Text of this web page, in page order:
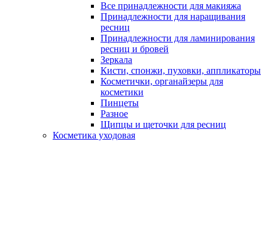
Все принадлежности для макияжа
Принадлежности для наращивания
ресниц
Принадлежности для ламинирования
ресниц и бровей
Зеркала
Кисти, спонжи, пуховки, аппликаторы
Косметички, органайзеры для
косметики
Пинцеты
Разное
Щипцы и щеточки для ресниц
Косметика уходовая